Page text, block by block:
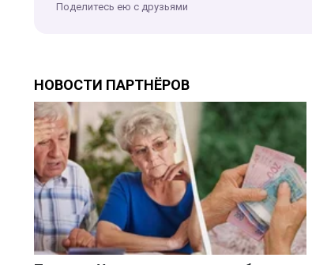
Поделитесь ею с друзьями